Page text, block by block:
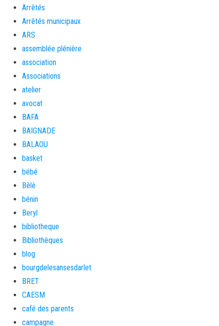
Arrêtés
Arrêtés municipaux
ARS
assemblée plénière
association
Associations
atelier
avocat
BAFA
BAIGNADE
BALAOU
basket
bébé
Bèlè
bénin
Beryl
bibliotheque
Bibliothèques
blog
bourgdelesansesdarlet
BRET
CAESM
café des parents
campagne